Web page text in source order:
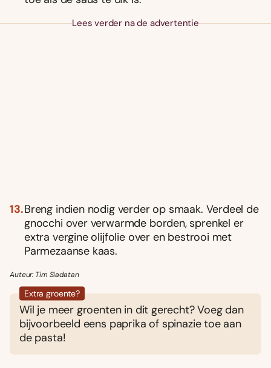
Lees verder na de advertentie
Breng indien nodig verder op smaak. Verdeel de
gnocchi over verwarmde borden, sprenkel er
extra vergine olijfolie over en bestrooi met
Parmezaanse kaas.
Auteur: Tim Siadatan
Extra groente?
Wil je meer groenten in dit gerecht? Voeg dan
bijvoorbeeld eens paprika of spinazie toe aan
de pasta!